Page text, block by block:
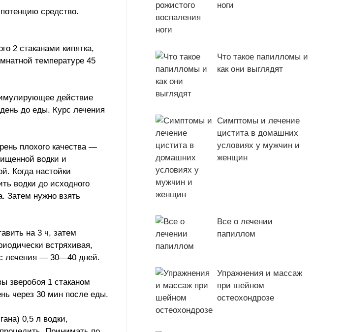
средство.
2 стаканами кипятка,
температуре 45
действие
до еды. Курс лечения
плохого качества —
водки и
Когда настойки
водки до исходного
Затем нужно взять
на 3 ч, затем
встряхивая,
лечения — 30—40 дней.
зверобоя 1 стаканом
через 30 мин после еды.
0,5 л водки,
ноги
Что такое папилломы и
как они выглядят
Симптомы и лечение
цистита в домашних
условиях у мужчин и
женщин
Все о лечении
папиллом
Упражнения и массаж
при шейном
остеохондрозе